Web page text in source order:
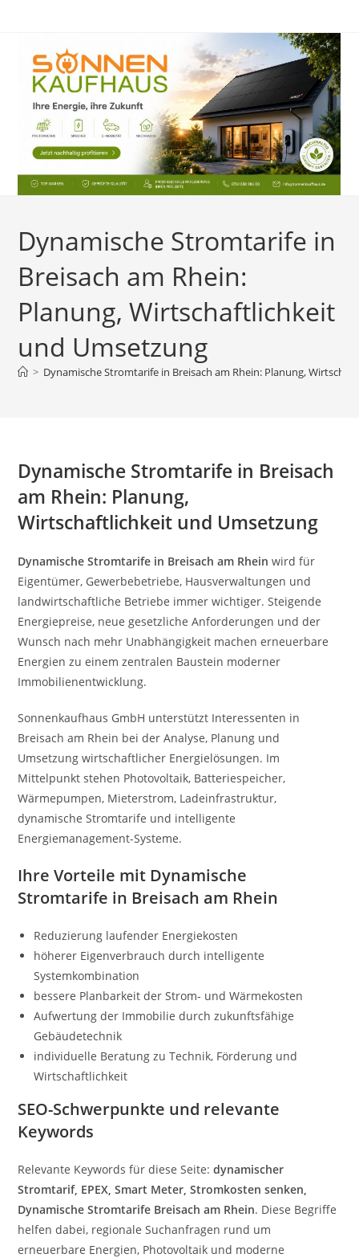
Dynamische Stromtarife in
Breisach am Rhein:
Planung, Wirtschaftlichkeit
und Umsetzung
> Dynamische Stromtarife in Breisach am Rhein: Planung,
Dynamische Stromtarife in Breisach
am Rhein: Planung,
Wirtschaftlichkeit und Umsetzung
Dynamische Stromtarife in Breisach am Rhein wird für
Eigentümer, Gewerbebetriebe, Hausverwaltungen und
landwirtschaftliche Betriebe immer wichtiger. Steigende
Energiepreise, neue gesetzliche Anforderungen und der
Wunsch nach mehr Unabhängigkeit machen erneuerbare
Energien zu einem zentralen Baustein moderner
Immobilienentwicklung.
Sonnenkaufhaus GmbH unterstützt Interessenten in
Breisach am Rhein bei der Analyse, Planung und
Umsetzung wirtschaftlicher Energielösungen. Im
Mittelpunkt stehen Photovoltaik, Batteriespeicher,
Wärmepumpen, Mieterstrom, Ladeinfrastruktur,
dynamische Stromtarife und intelligente
Energiemanagement-Systeme.
Ihre Vorteile mit Dynamische
Stromtarife in Breisach am Rhein
Reduzierung laufender Energiekosten
höherer Eigenverbrauch durch intelligente
Systemkombination
bessere Planbarkeit der Strom- und Wärmekosten
Aufwertung der Immobilie durch zukunftsfähige
Gebäudetechnik
individuelle Beratung zu Technik, Förderung und
Wirtschaftlichkeit
SEO-Schwerpunkte und relevante
Keywords
Relevante Keywords für diese Seite:dynamischer
Stromtarif, EPEX, Smart Meter, Stromkosten senken,
Dynamische Stromtarife Breisach am Rhein. Diese Begriffe
helfen dabei, regionale Suchanfragen rund um
erneuerbare Energien, Photovoltaik und moderne